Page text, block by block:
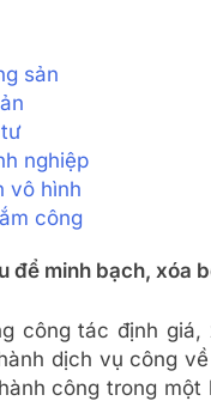
sản
nghiệp
vô hình
công
để minh bạch, xóa
công tác định
dịch vụ công
công trong